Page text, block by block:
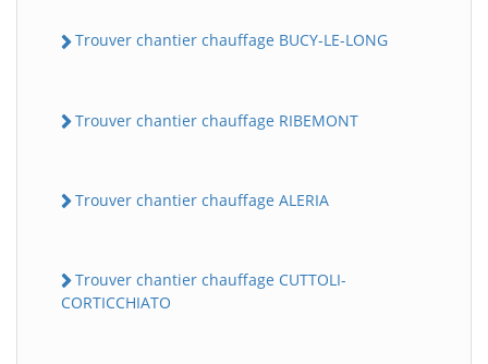
Trouver chantier chauffage BUCY-LE-LONG
Trouver chantier chauffage RIBEMONT
Trouver chantier chauffage ALERIA
Trouver chantier chauffage CUTTOLI-
CORTICCHIATO